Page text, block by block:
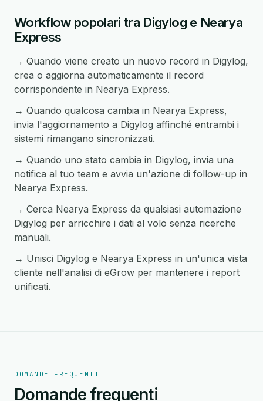
Workflow popolari tra Digylog e Nearya
Express
→ Quando viene creato un nuovo record in Digylog,
crea o aggiorna automaticamente il record
corrispondente in Nearya Express.
→ Quando qualcosa cambia in Nearya Express,
invia l'aggiornamento a Digylog affinché entrambi i
sistemi rimangano sincronizzati.
→ Quando uno stato cambia in Digylog, invia una
notifica al tuo team e avvia un'azione di follow-up in
Nearya Express.
→ Cerca Nearya Express da qualsiasi automazione
Digylog per arricchire i dati al volo senza ricerche
manuali.
→ Unisci Digylog e Nearya Express in un'unica vista
cliente nell'analisi di eGrow per mantenere i report
unificati.
DOMANDE FREQUENTI
Domande frequenti